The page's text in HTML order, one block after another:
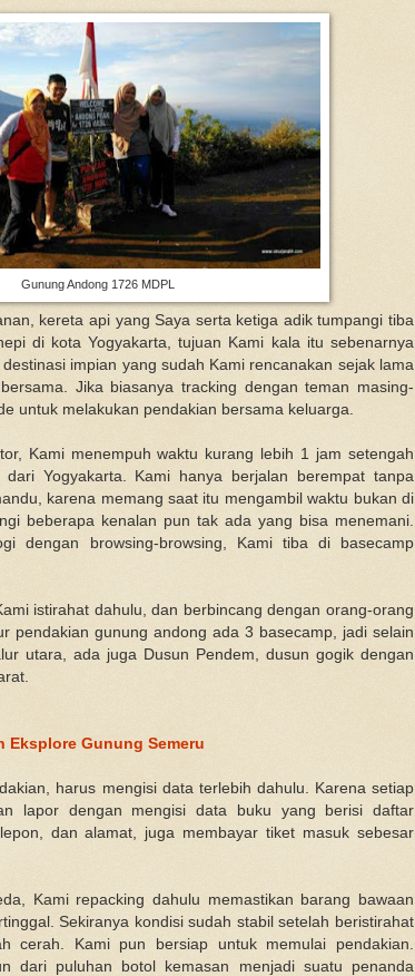
Gunung Andong 1726 MDPL
kereta api yang Saya serta ketiga adik tumpangi tiba
di kota Yogyakarta, tujuan Kami kala itu sebenarnya
impian yang sudah Kami rencanakan sejak lama
Jika biasanya tracking dengan teman masing-
untuk melakukan pendakian bersama keluarga.
Kami menempuh waktu kurang lebih 1 jam setengah
dari Yogyakarta. Kami hanya berjalan berempat tanpa
karena memang saat itu mengambil waktu bukan di
beberapa kenalan pun tak ada yang bisa menemani.
dengan browsing-browsing, Kami tiba di basecamp
istirahat dahulu, dan berbincang dengan orang-orang
pendakian gunung andong ada 3 basecamp, jadi selain
utara, ada juga Dusun Pendem, dusun gogik dengan
Eksplore Gunung Semeru
harus mengisi data terlebih dahulu. Karena setiap
lapor dengan mengisi data buku yang berisi daftar
dan alamat, juga membayar tiket masuk sebesar
Kami repacking dahulu memastikan barang bawaan
Sekiranya kondisi sudah stabil setelah beristirahat
cerah. Kami pun bersiap untuk memulai pendakian.
dari puluhan botol kemasan menjadi suatu penanda